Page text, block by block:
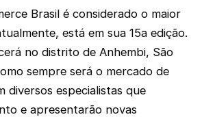
Brasil é considerado o maior
está em sua 15a edição.
no distrito de Anhembi, São
sempre será o mercado de
diversos especialistas que
e apresentarão novas